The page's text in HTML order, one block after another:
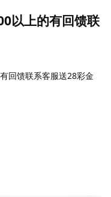
以上的有回馈联
回馈联系客服送28彩金